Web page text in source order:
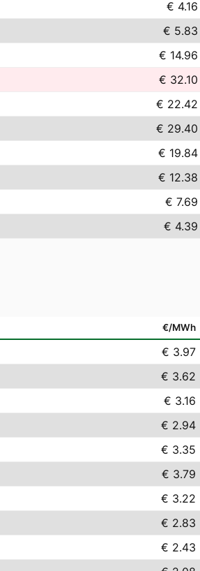
€ 4.16
€ 5.83
€ 14.96
€ 32.10
€ 22.42
€ 29.40
€ 19.84
€ 12.38
€ 7.69
€ 4.39
€/MWh
€ 3.97
€ 3.62
€ 3.16
€ 2.94
€ 3.35
€ 3.79
€ 3.22
€ 2.83
€ 2.43